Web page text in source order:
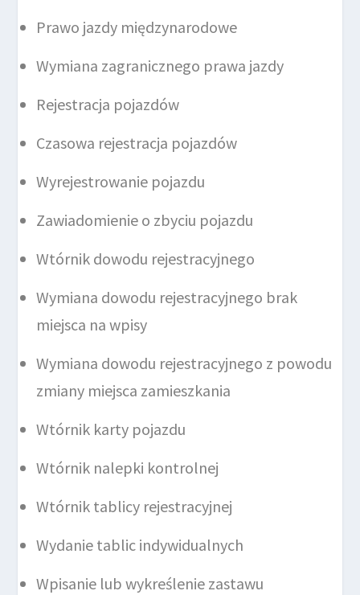
Prawo jazdy międzynarodowe
Wymiana zagranicznego prawa jazdy
Rejestracja pojazdów
Czasowa rejestracja pojazdów
Wyrejestrowanie pojazdu
Zawiadomienie o zbyciu pojazdu
Wtórnik dowodu rejestracyjnego
Wymiana dowodu rejestracyjnego brak
miejsca na wpisy
Wymiana dowodu rejestracyjnego z powodu
zmiany miejsca zamieszkania
Wtórnik karty pojazdu
Wtórnik nalepki kontrolnej
Wtórnik tablicy rejestracyjnej
Wydanie tablic indywidualnych
Wpisanie lub wykreślenie zastawu